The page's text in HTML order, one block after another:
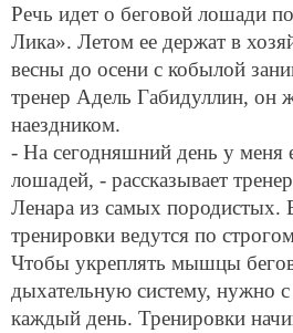
Речь идет о беговой лошади
Лика». Летом ее держат в
весны до осени с кобылой
тренер Адель Габидуллин, он
наездником.
- На сегодняшний день у меня
лошадей, - рассказывает
Ленара из самых породистых.
тренировки ведутся по
Чтобы укреплять мышцы
дыхательную систему, нужно с
каждый день. Тренировки